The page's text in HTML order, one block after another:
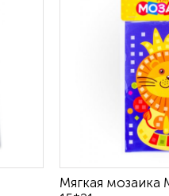
Мягкая мозаика